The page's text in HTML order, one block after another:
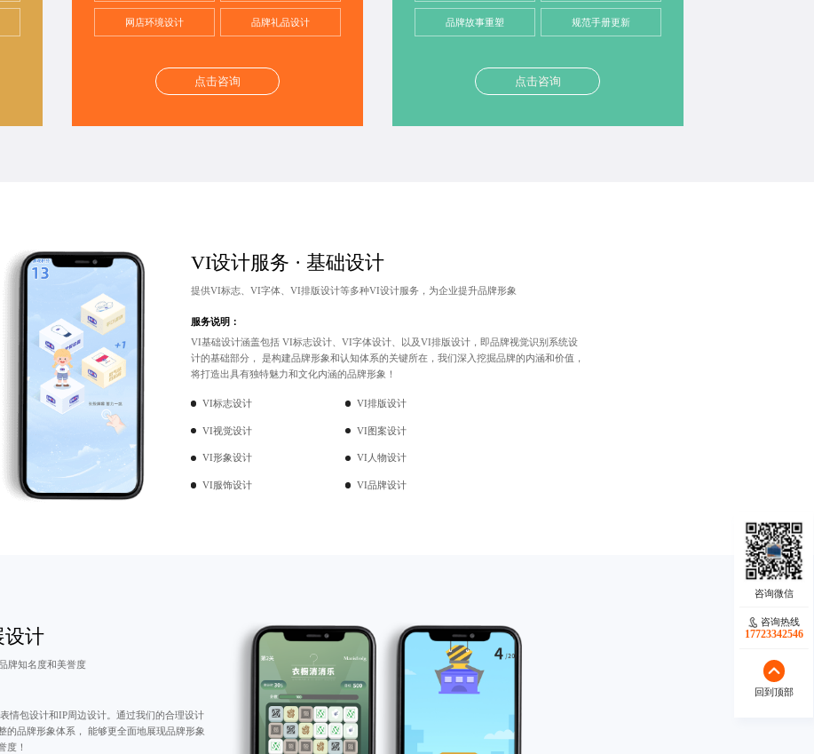
网店环境设计 品牌礼品设计
点击咨询
品牌故事重塑 规范手册更新
点击咨询
VI设计服务 · 基础设计
提供VI标志、VI字体、VI排版设计等多种VI设计服务，为企业提升品牌形象
服务说明：
VI基础设计涵盖包括VI标志设计、VI字体设计、以及VI排版设计，即品牌视觉识别系统设
计的基础部分， 是构建品牌形象和认知体系的关键所在，我们深入挖掘品牌的内涵和价值，
将打造出具有独特魅力和文化内涵的品牌形象！
VI标志设计 VI排版设计
VI视觉设计 VI图案设计
VI形象设计 VI人物设计
VI服饰设计 VI品牌设计
设计
牌知名度和美誉度
表情包设计和IP周边设计。通过我们的合理设计
的品牌形象体系， 能够更全面地展现品牌形象
度！
咨询热线
17723342546
回到顶部